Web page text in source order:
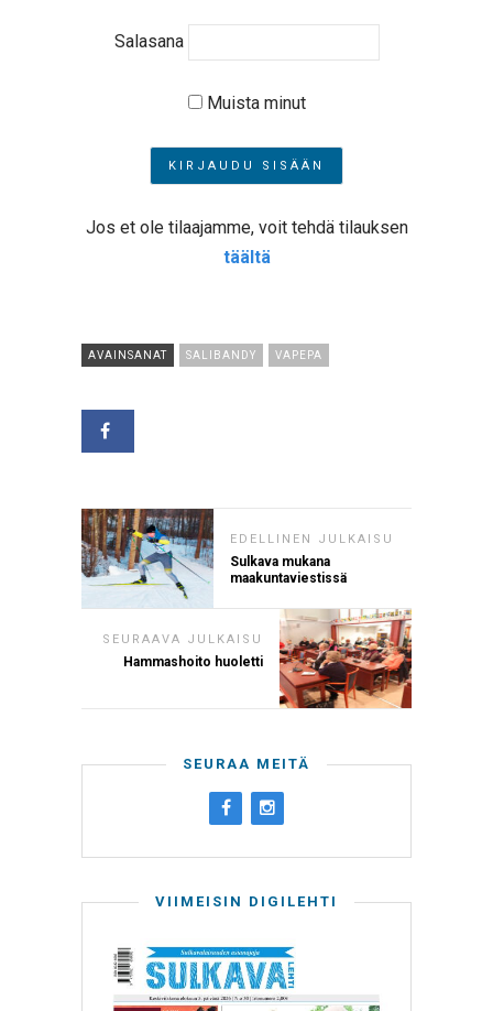
Salasana
Muista minut
Jos et ole tilaajamme, voit tehdä tilauksen
täältä
AVAINSANAT SALIBANDY VAPEPA
EDELLINEN JULKAISU
Sulkava mukana
maakuntaviestissä
SEURAAVA JULKAISU
Hammashoito huoletti
SEURAA MEITÄ
VIIMEISIN DIGILEHTI